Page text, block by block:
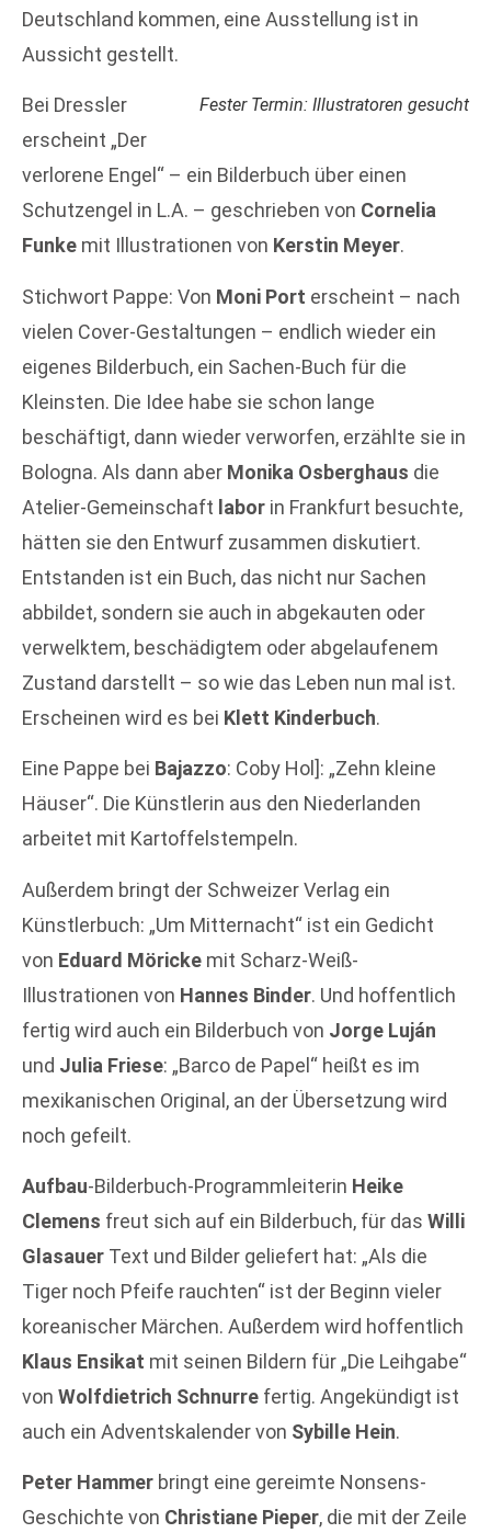
Deutschland kommen, eine Ausstellung ist in
Aussicht gestellt.
Fester Termin: Illustratoren gesucht
Bei Dressler
erscheint „Der
verlorene Engel“ – ein Bilderbuch über einen
Schutzengel in L.A. – geschrieben von Cornelia
Funke mit Illustrationen von Kerstin Meyer.
Stichwort Pappe: Von Moni Port erscheint – nach
vielen Cover-Gestaltungen – endlich wieder ein
eigenes Bilderbuch, ein Sachen-Buch für die
Kleinsten. Die Idee habe sie schon lange
beschäftigt, dann wieder verworfen, erzählte sie in
Bologna. Als dann aber Monika Osberghaus die
Atelier-Gemeinschaft labor in Frankfurt besuchte,
hätten sie den Entwurf zusammen diskutiert.
Entstanden ist ein Buch, das nicht nur Sachen
abbildet, sondern sie auch in abgekauten oder
verwelktem, beschädigtem oder abgelaufenem
Zustand darstellt – so wie das Leben nun mal ist.
Erscheinen wird es bei Klett Kinderbuch.
Eine Pappe bei Bajazzo: Coby Hol]: „Zehn kleine
Häuser“. Die Künstlerin aus den Niederlanden
arbeitet mit Kartoffelstempeln.
Außerdem bringt der Schweizer Verlag ein
Künstlerbuch: „Um Mitternacht“ ist ein Gedicht
von Eduard Möricke mit Scharz-Weiß-
Illustrationen von Hannes Binder. Und hoffentlich
fertig wird auch ein Bilderbuch von Jorge Luján
und Julia Friese: „Barco de Papel“ heißt es im
mexikanischen Original, an der Übersetzung wird
noch gefeilt.
Aufbau-Bilderbuch-Programmleiterin Heike
Clemens freut sich auf ein Bilderbuch, für das Willi
Glasauer Text und Bilder geliefert hat: „Als die
Tiger noch Pfeife rauchten“ ist der Beginn vieler
koreanischer Märchen. Außerdem wird hoffentlich
Klaus Ensikat mit seinen Bildern für „Die Leihgabe“
von Wolfdietrich Schnurre fertig. Angekündigt ist
auch ein Adventskalender von Sybille Hein.
Peter Hammer bringt eine gereimte Nonsens-
Geschichte von Christiane Pieper, die mit der Zeile